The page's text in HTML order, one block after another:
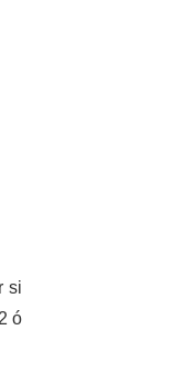
si
ó